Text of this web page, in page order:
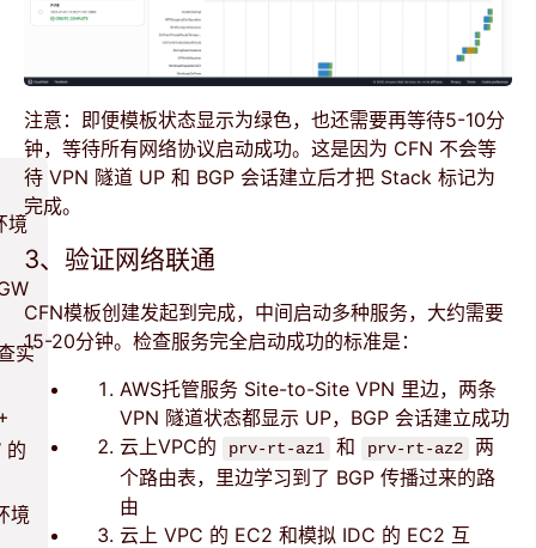
境
实
的
境
注意：即便模板状态显示为绿色，也还需要再等待5-10分
钟，等待所有网络协议启动成功。这是因为 CFN 不会等
待 VPN 隧道 UP 和 BGP 会话建立后才把 Stack 标记为
完成。
3、验证网络联通
CFN模板创建发起到完成，中间启动多种服务，大约需要
15-20分钟。检查服务完全启动成功的标准是：
AWS托管服务 Site-to-Site VPN 里边，两条
VPN 隧道状态都显示 UP，BGP 会话建立成功
云上VPC的
prv-rt-az1 和 prv-rt-az2
两
个路由表，里边学习到了 BGP 传播过来的路
由
云上 VPC 的 EC2 和模拟 IDC 的 EC2 互